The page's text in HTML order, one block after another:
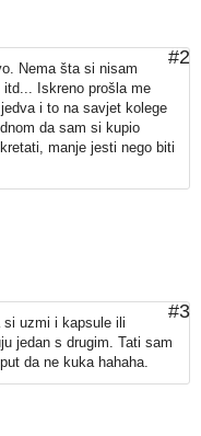
#2
Nema šta si nisam
Iskreno prošla me
i to na savjet kolege
da sam si kupio
manje jesti nego biti
#3
uzmi i kapsule ili
jedan s drugim. Tati sam
da ne kuka hahaha.